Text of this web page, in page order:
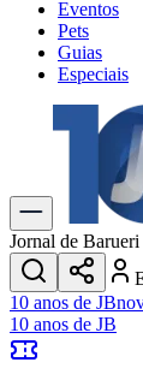
Eventos
Pets
Guias
Especiais
Explore
Últimas
Previsão
Trânsito e
Dia a Dia &
Transportes
Cinema &
JogosNovo
Jornal de Barueri
10 anos de JB
10 anos de JB